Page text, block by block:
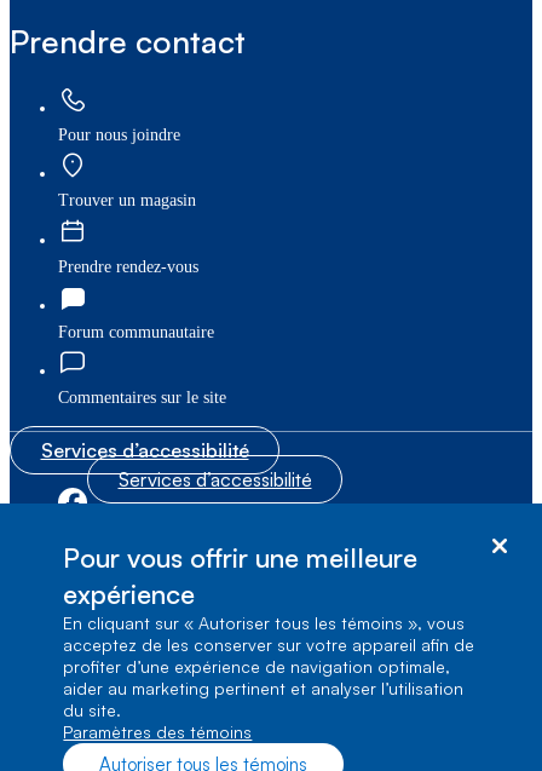
Prendre contact
Pour nous joindre
Trouver un magasin
Prendre rendez-vous
Forum communautaire
Commentaires sur le site
Services d’accessibilité
Services d’accessibilité
1, carrefour Alexander-Graham-Bell, Aile A-7,
Verdun, Québec, H3E 3B3
Pour vous offrir une meilleure
expérience
En cliquant sur « Autoriser tous les témoins », vous
acceptez de les conserver sur votre appareil afin de
profiter d’une expérience de navigation optimale,
aider au marketing pertinent et analyser l’utilisation
du site.
Paramètres des témoins
Autoriser tous les témoins